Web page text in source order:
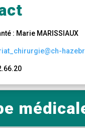
: Marie MARISSIAUX